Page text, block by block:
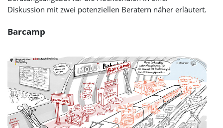
Diskussion mit zwei potenziellen Beratern näher erläutert.
Barcamp